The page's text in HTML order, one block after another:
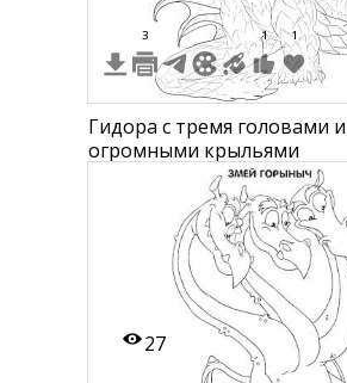
3 1 1
Гидора с тремя головами и
огромными крыльями
27